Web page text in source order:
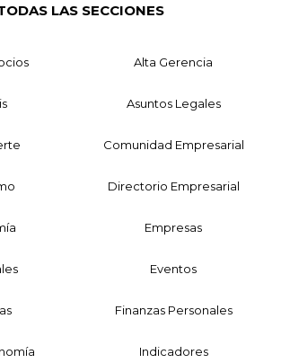
LAS SECCIONES
Alta Gerencia
Asuntos Legales
Comunidad Empresarial
Directorio Empresarial
Empresas
Eventos
Finanzas Personales
Indicadores